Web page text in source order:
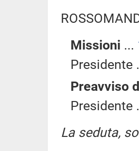
Missioni ...
Presidente
Preavviso
Presidente
La seduta,